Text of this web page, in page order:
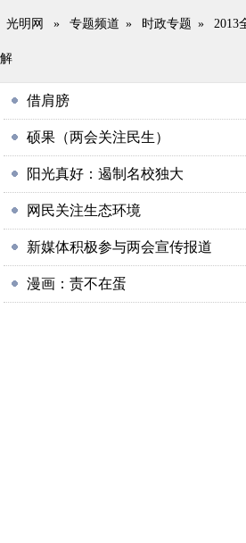
光明网 » 专题频道 » 时政专题 » 2013
解
借肩膀
硕果（两会关注民生）
阳光真好：遏制名校独大
网民关注生态环境
新媒体积极参与两会宣传报道
漫画：责不在蛋